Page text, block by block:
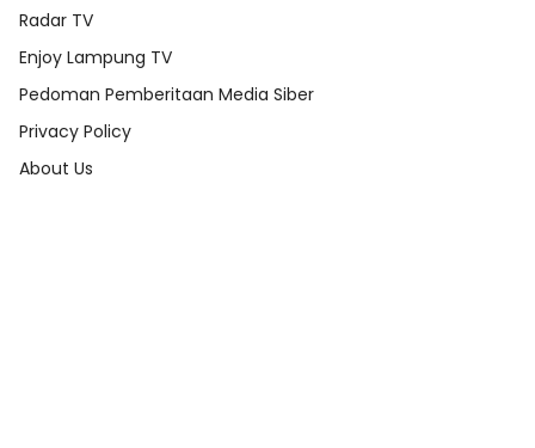
Radar TV
Enjoy Lampung TV
Pedoman Pemberitaan Media Siber
Privacy Policy
About Us